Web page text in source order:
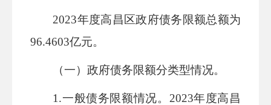
2023年度高昌区政府债务限额总额为
96.4603亿元。
（一）政府债务限额分类型情况。
1.一般债务限额情况。 2023年度高昌